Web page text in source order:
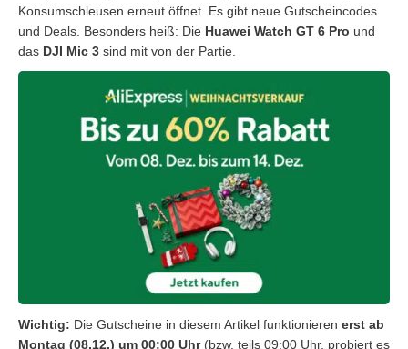
Konsumschleusen erneut öffnet. Es gibt neue Gutscheincodes
und Deals. Besonders heiß: Die Huawei Watch GT 6 Pro und
das DJI Mic 3 sind mit von der Partie.
Wichtig: Die Gutscheine in diesem Artikel funktionieren erst ab
Montag (08.12.) um 00:00 Uhr(bzw. teils 09:00 Uhr, probiert es